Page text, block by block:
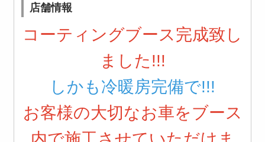
店舗情報
コーティングブース完成致し
ました!!!
しかも冷暖房完備で!!!
お客様の大切なお車をブース